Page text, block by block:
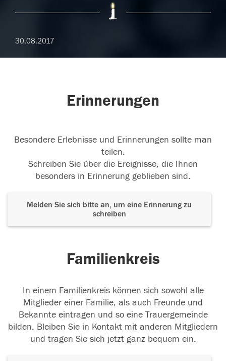
30.08.2017
Erinnerungen
Besondere Erlebnisse und Erinnerungen sollte man
teilen.
Schreiben Sie über die Ereignisse, die Ihnen
besonders in Erinnerung geblieben sind.
Melden Sie sich bitte an, um eine Erinnerung zu
schreiben
Familienkreis
In einem Familienkreis können sich sowohl alle
Mitglieder einer Familie, als auch Freunde und
Bekannte eintragen und so eine Trauergemeinde
bilden. Bleiben Sie in Kontakt mit anderen Mitgliedern
und tragen Sie sich jetzt ganz bequem ein.